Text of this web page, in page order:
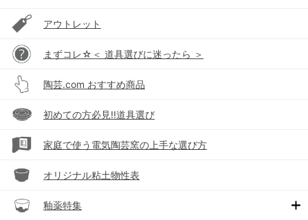
アウトレット
まずコレ☆＜ 道具選びに迷ったら ＞
陶芸.com おすすめ商品
初めての方必見!!道具選び
家庭で使う電気陶芸窯の上手な選び方
オリジナル粘土物性表
釉薬特集